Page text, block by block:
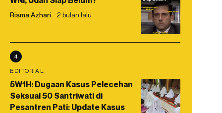
Risma Azhari 2 bulan lalu
4
EDITORIAL
5W1H: Dugaan Kasus Pelecehan
Seksual 50 Santriwati di
Pesantren Pati: Update Kasus